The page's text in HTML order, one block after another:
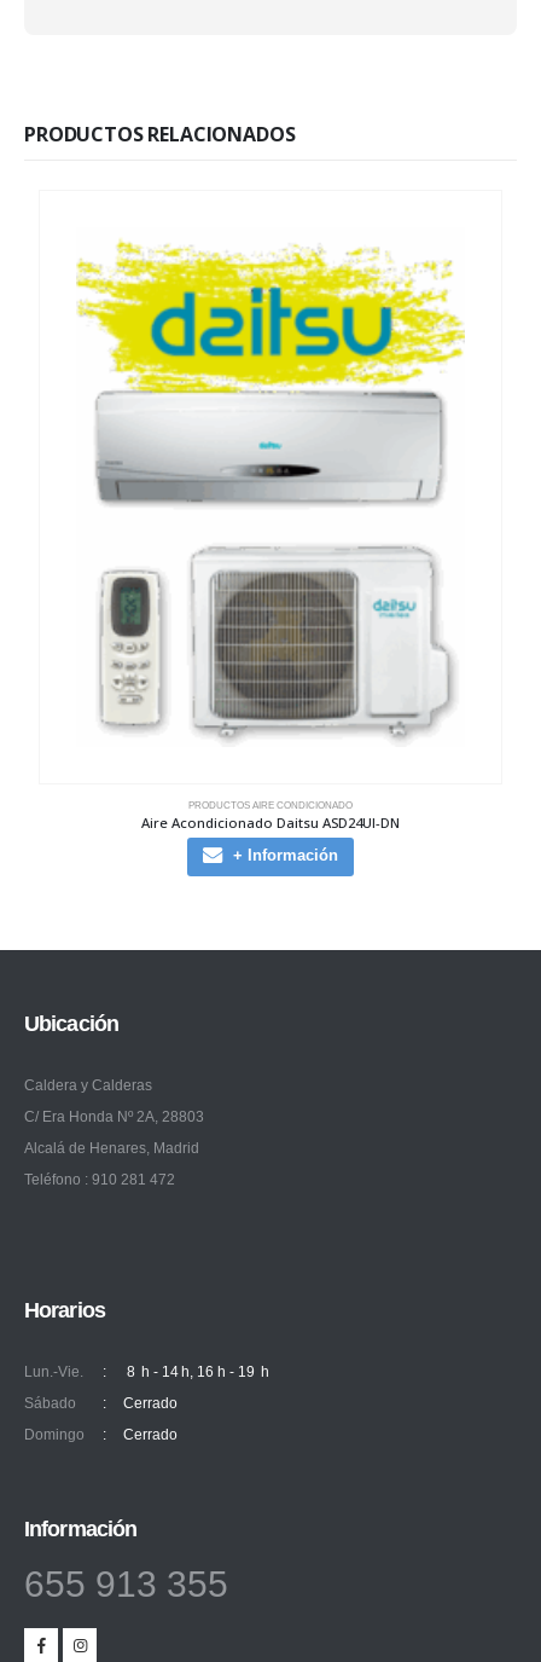
PRODUCTOS RELACIONADOS
PRODUCTOS AIRE CONDICIONADO
Aire Acondicionado Daitsu ASD24UI-DN
+ Información
Ubicación
Caldera y Calderas
C/ Era Honda Nº 2A, 28803
Alcalá de Henares, Madrid
Teléfono : 910 281 472
Horarios
Lun.-Vie. :
8 h - 14 h, 16 h - 19 h
Sábado
:
Cerrado
Domingo
: Cerrado
Información
655 913 355